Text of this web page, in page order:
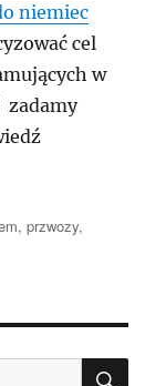
niemiec
cel
w
zadamy
,przwozy,